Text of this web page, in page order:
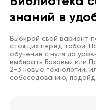
знаний в
Выбирай свой вариант
стоящих перед тобой.
обучение с нуля до
выбирать Базовый или
2-3 новые технологии,
собеседованию,